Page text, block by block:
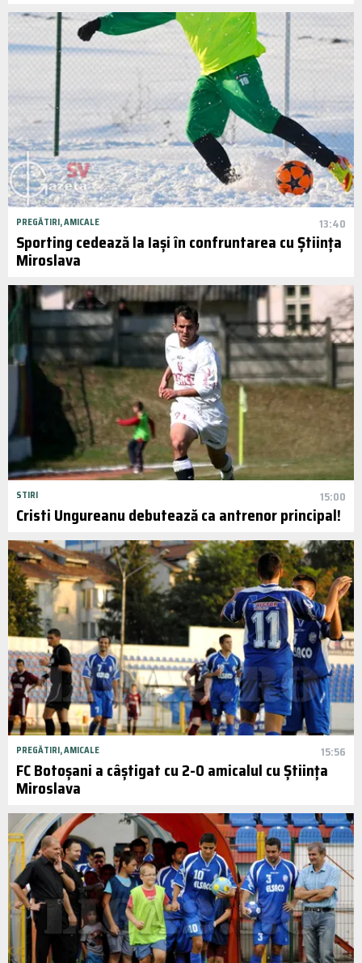
PREGĂTIRI, AMICALE 13:40
Sporting cedează la Iași în confruntarea cu Știința
Miroslava
STIRI 15:00
Cristi Ungureanu debutează ca antrenor principal!
PREGĂTIRI, AMICALE 15:56
FC Botoșani a câștigat cu 2-0 amicalul cu Știința
Miroslava